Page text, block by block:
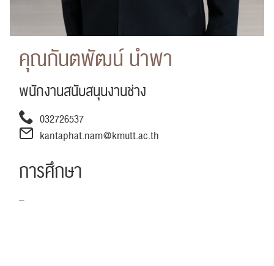
คุณกันตพัฒน์ นำพา
พนักงานสนับสนุนงานช่าง
032726537
kantaphat.nam@kmutt.ac.th
การศึกษา
–